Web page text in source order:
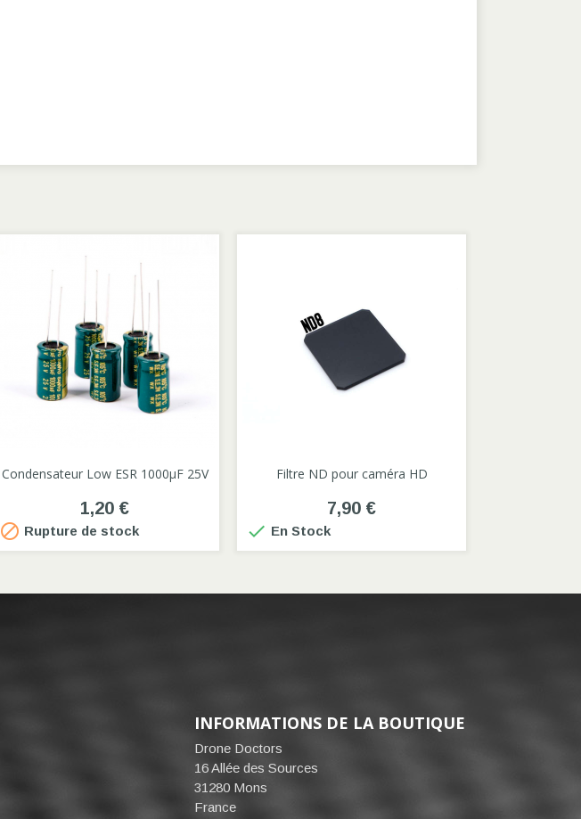

Condensateur Low ESR 1000µF 25V
1,20 €
 Rupture de stock

Filtre ND pour caméra HD
7,90 €
 En Stock
INFORMATIONS DE LA BOUTIQUE
Drone Doctors
16 Allée des Sources
31280 Mons
France